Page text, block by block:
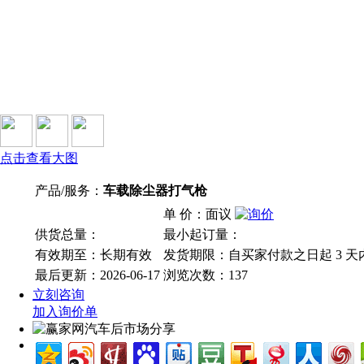
点击查看大图
产品/服务： 车载除尘器打气枪
单 价：面议
供货总量：
最小起订量：
有效期至：长期有效
发货期限：自买家付款之日起 3 天
最后更新：2026-06-17 浏览次数： 137
立刻咨询
加入询价单